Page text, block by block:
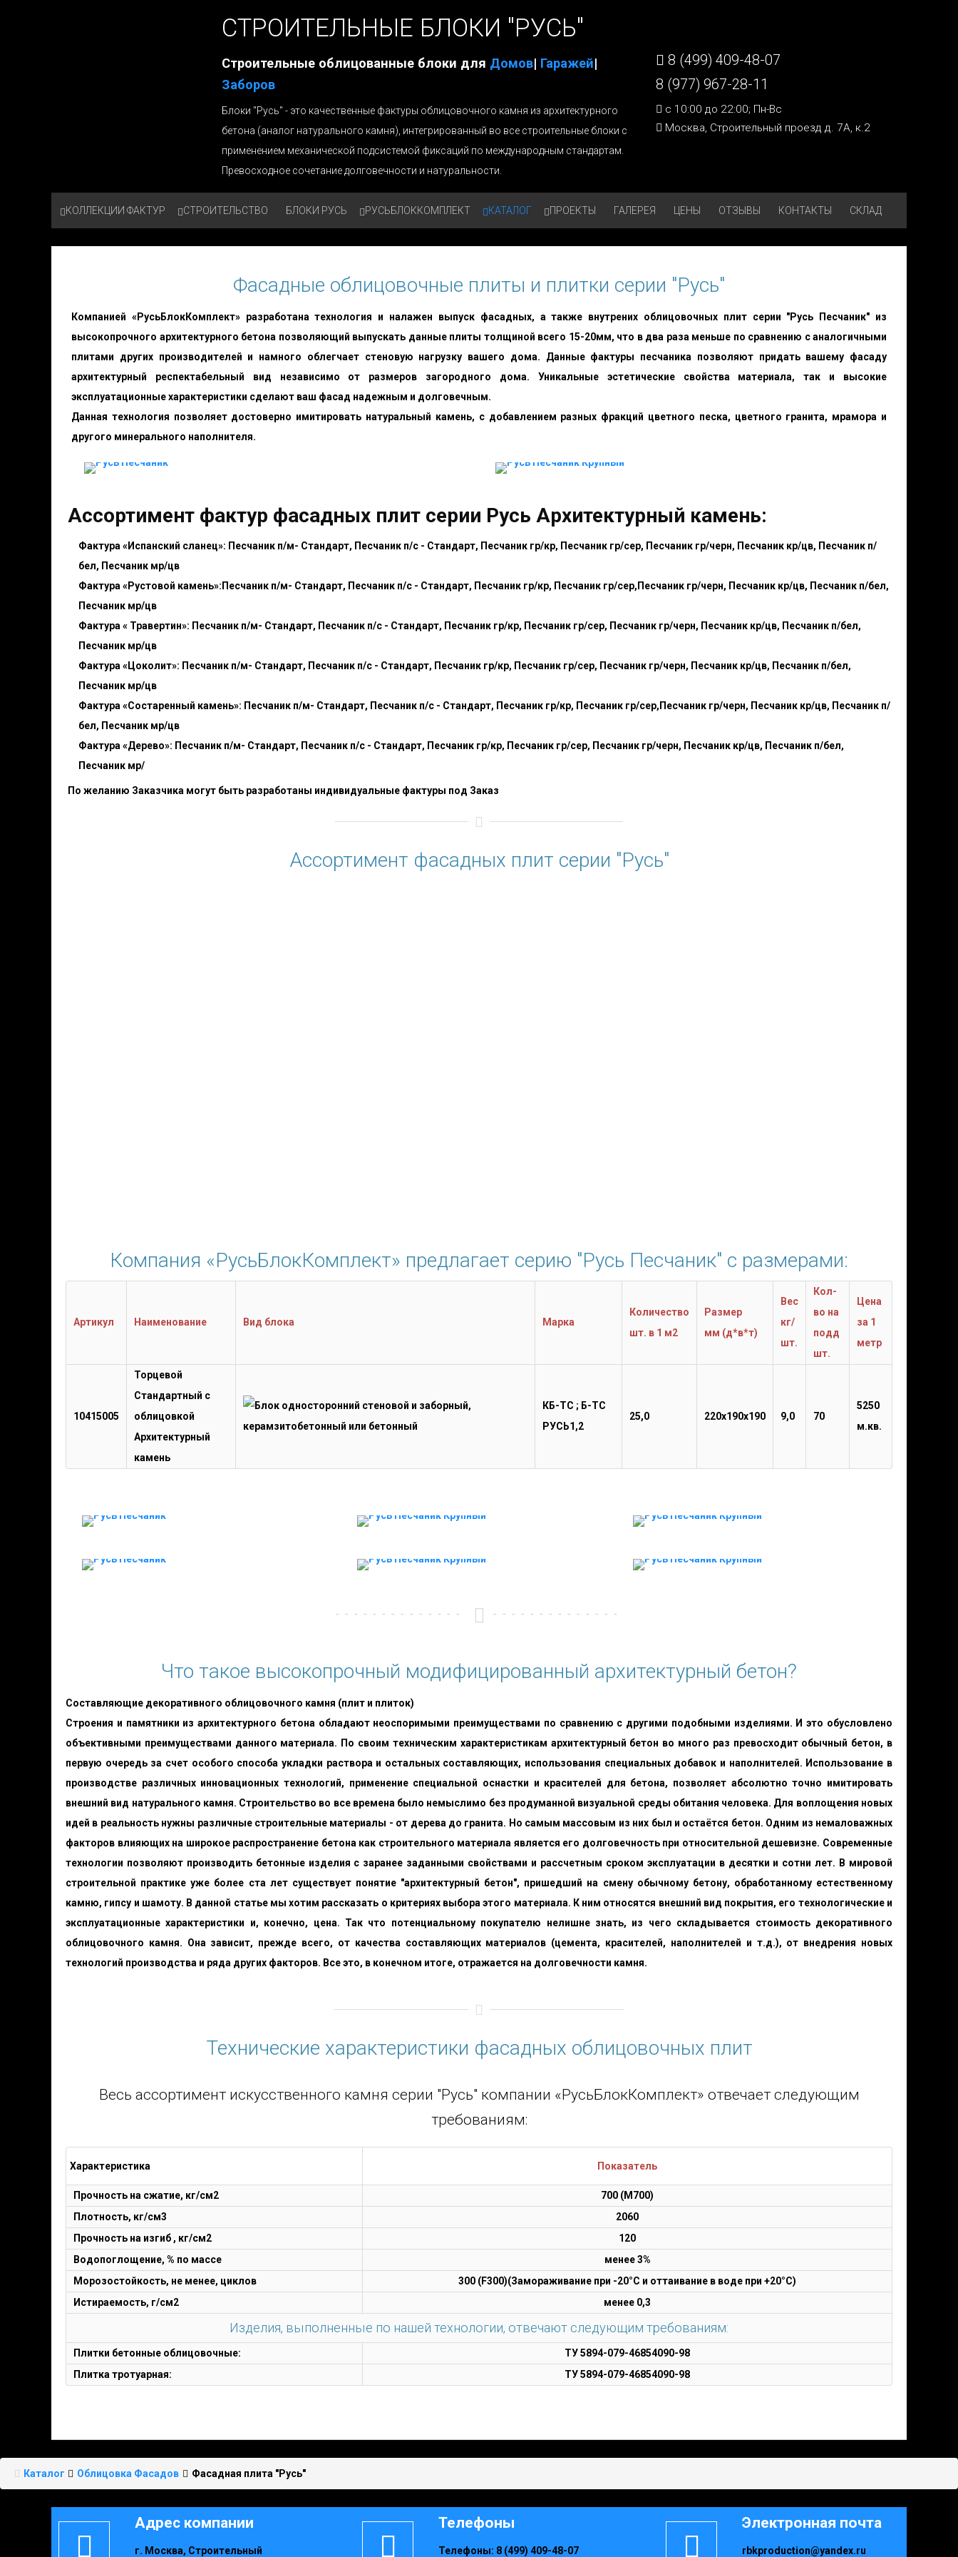
СТРОИТЕЛЬНЫЕ БЛОКИ "РУСЬ"
Строительные облицованные блоки для Домов| Гаражей|
Заборов
Блоки "Русь" - это качественные фактуры облицовочного камня из архитектурного
бетона (аналог натурального камня), интегрированный во все строительные блоки с
применением механической подсистемой фиксаций по международным стандартам.
Превосходное сочетание долговечности и натуральности.
8 (499) 409-48-07
8 (977) 967-28-11
c 10:00 до 22:00; Пн-Вс
Москва, Строительный проезд д. 7А, к.2
КОЛЛЕКЦИИ ФАКТУР СТРОИТЕЛЬСТВО БЛОКИ РУСЬ РУСЬБЛОККОМПЛЕКТ КАТАЛОГ ПРОЕКТЫ ГАЛЕРЕЯ ЦЕНЫ ОТЗЫВЫ КОНТАКТЫ СКЛАД
Фасадные облицовочные плиты и плитки серии "Русь"
Компанией «РусьБлокКомплект» разработана технология и налажен выпуск фасадных, а также внутрених облицовочных плит серии "Русь Песчаник" из
высокопрочного архитектурного бетона позволяющий выпускать данные плиты толщиной всего 15-20мм, что в два раза меньше по сравнению с аналогичными
плитами других производителей и намного облегчает стеновую нагрузку вашего дома. Данные фактуры песчаника позволяют придать вашему фасаду
архитектурный респектабельный вид независимо от размеров загородного дома. Уникальные эстетические свойства материала, так и высокие
эксплуатационные характеристики сделают ваш фасад надежным и долговечным.
Данная технология позволяет достоверно имитировать натуральный камень, с добавлением разных фракций цветного песка, цветного гранита, мрамора и
другого минерального наполнителя.
Ассортимент фактур фасадных плит серии Русь Архитектурный камень:
Фактура «Испанский сланец»: Песчаник п/м- Стандарт, Песчаник п/с - Стандарт, Песчаник гр/кр, Песчаник гр/сер, Песчаник гр/черн, Песчаник кр/цв, Песчаник п/
бел, Песчаник мр/цв
Фактура «Рустовой камень»:Песчаник п/м- Стандарт, Песчаник п/с - Стандарт, Песчаник гр/кр, Песчаник гр/сер,Песчаник гр/черн, Песчаник кр/цв, Песчаник п/бел,
Песчаник мр/цв
Фактура « Травертин»: Песчаник п/м- Стандарт, Песчаник п/с - Стандарт, Песчаник гр/кр, Песчаник гр/сер, Песчаник гр/черн, Песчаник кр/цв, Песчаник п/бел,
Песчаник мр/цв
Фактура «Цоколит»: Песчаник п/м- Стандарт, Песчаник п/с - Стандарт, Песчаник гр/кр, Песчаник гр/сер, Песчаник гр/черн, Песчаник кр/цв, Песчаник п/бел,
Песчаник мр/цв
Фактура «Состаренный камень»: Песчаник п/м- Стандарт, Песчаник п/с - Стандарт, Песчаник гр/кр, Песчаник гр/сер,Песчаник гр/черн, Песчаник кр/цв, Песчаник п/
бел, Песчаник мр/цв
Фактура «Дерево»: Песчаник п/м- Стандарт, Песчаник п/с - Стандарт, Песчаник гр/кр, Песчаник гр/сер, Песчаник гр/черн, Песчаник кр/цв, Песчаник п/бел,
Песчаник мр/
По желанию Заказчика могут быть разработаны индивидуальные фактуры под Заказ
Ассортимент фасадных плит серии "Русь"
Компания «РусьБлокКомплект» предлагает серию "Русь Песчаник" с размерами:
Артикул Наименование Вид блока Марка
Количество
шт. в 1 м2
Размер
мм (д*в*т)
Вес
кг/
шт.
Кол-
во на
подд
шт.
Цена
за 1
метр
10415005
Торцевой
Стандартный с
облицовкой
Архитектурный
камень
КБ-ТС ; Б-ТС
РУСЬ1,2
25,0 220х190х190 9,0 70
5250
м.кв.
Что такое высокопрочный модифицированный архитектурный бетон?
Составляющие декоративного облицовочного камня (плит и плиток)
Строения и памятники из архитектурного бетона обладают неоспоримыми преимуществами по сравнению с другими подобными изделиями. И это обусловлено
объективными преимуществами данного материала. По своим техническим характеристикам архитектурный бетон во много раз превосходит обычный бетон, в
первую очередь за счет особого способа укладки раствора и остальных составляющих, использования специальных добавок и наполнителей. Использование в
производстве различных инновационных технологий, применение специальной оснастки и красителей для бетона, позволяет абсолютно точно имитировать
внешний вид натурального камня. Строительство во все времена было немыслимо без продуманной визуальной среды обитания человека. Для воплощения новых
идей в реальность нужны различные строительные материалы - от дерева до гранита. Но самым массовым из них был и остаётся бетон. Одним из немаловажных
факторов влияющих на широкое распространение бетона как строительного материала является его долговечность при относительной дешевизне. Современные
технологии позволяют производить бетонные изделия с заранее заданными свойствами и рассчетным сроком эксплуатации в десятки и сотни лет. В мировой
строительной практике уже более ста лет существует понятие "архитектурный бетон", пришедший на смену обычному бетону, обработанному естественному
камню, гипсу и шамоту. В данной статье мы хотим рассказать о критериях выбора этого материала. К ним относятся внешний вид покрытия, его технологические и
эксплуатационные характеристики и, конечно, цена. Так что потенциальному покупателю нелишне знать, из чего складывается стоимость декоративного
облицовочного камня. Она зависит, прежде всего, от качества составляющих материалов (цемента, красителей, наполнителей и т.д.), от внедрения новых
технологий производства и ряда других факторов. Все это, в конечном итоге, отражается на долговечности камня.
Технические характеристики фасадных облицовочных плит
Весь ассортимент искусственного камня серии "Русь" компании «РусьБлокКомплект» отвечает следующим
требованиям:
Характеристика Показатель
Прочность на сжатие, кг/см2
700 (M700)
Плотность, кг/см3
2060
Прочность на изгиб , кг/см2
120
Водопоглощение, % по массе
менее 3%
Морозостойкость, не менее, циклов
300 (F300)(Замораживание при -20°С и оттаивание в воде при +20°С)
Истираемость, г/см2
менее 0,3
Изделия, выполненные по нашей технологии, отвечают следующим требованиям:
Плитки бетонные облицовочные:
ТУ 5894-079-46854090-98
Плитка тротуарная:
ТУ 5894-079-46854090-98
Каталог Облицовка Фасадов Фасадная плита "Русь"
Адрес компании
г. Москва, Строительный
Телефоны
Телефоны: 8 (499) 409-48-07
Электронная почта
rbkproduction@yandex.ru